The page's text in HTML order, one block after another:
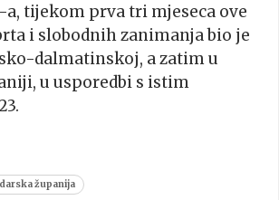
a, tijekom prva tri mjeseca ove
i slobodnih zanimanja bio je
dalmatinskoj, a zatim u
u usporedbi s istim
županija